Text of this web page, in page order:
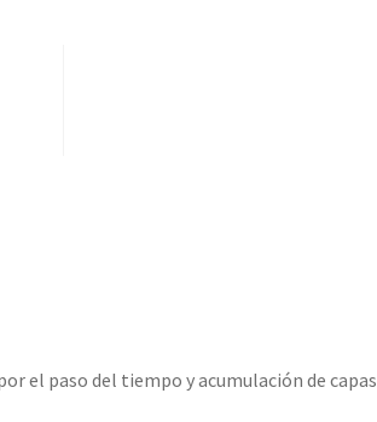
el paso del tiempo y acumulación de capas